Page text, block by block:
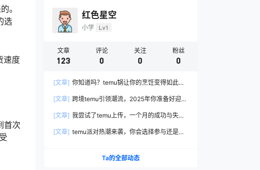
。
选
速度
首次
红色星空
小学 Lv1
文章
123
评论
0
关注
0
粉丝
0
[文章] 你知道吗？temu锅让你的烹饪变得如此简
[文章] 跨境temu引领潮流，2025年你准备好迎接
[文章] 我尝试了temu上传，一个月的成功与失败
[文章] temu派对热潮来袭，你会选择参与还是观
Ta的全部动态